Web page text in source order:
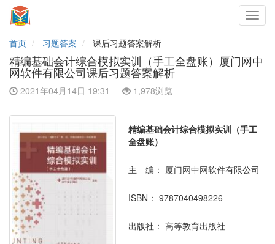
首页
习题答案 课后习题答案解析
精编基础会计综合模拟实训（手工全盘账）厦门网中
网软件有限公司课后习题答案解析
2021年04月14日 19:31 1,978浏览
精编基础会计综合模拟实训（手工
全盘账）
主 编： 厦门网中网软件有限公司
ISBN： 9787040498226
出版社： 高等教育出版社